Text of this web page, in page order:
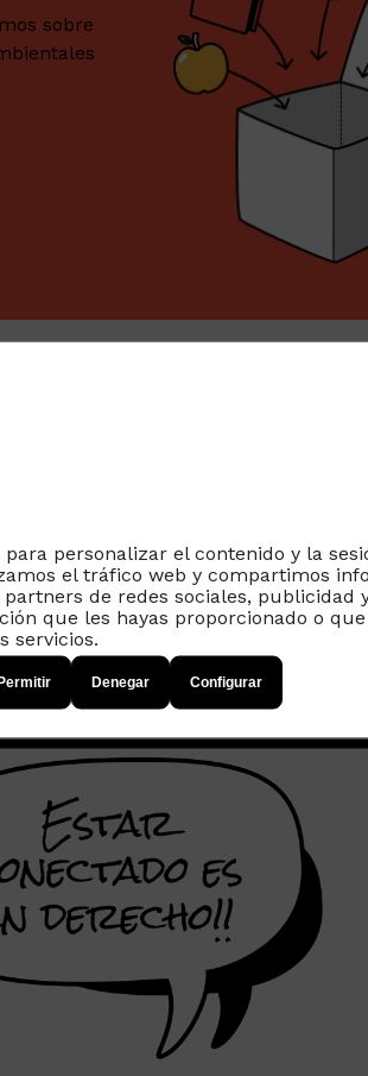
personalizar el contenido y la
el tráfico web y compartimos
de redes sociales, publicidad
que les hayas proporcionado o
servicios.
Denegar Configurar
sobre
claro